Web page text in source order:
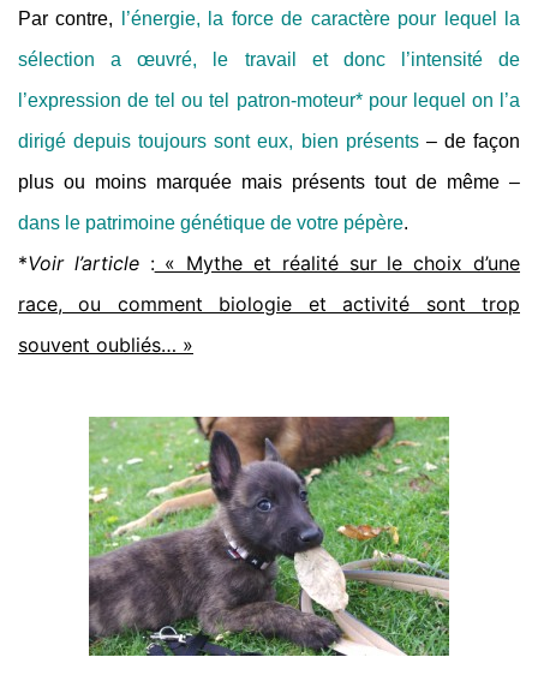
Par contre,
l’énergie, la force de caractère pour lequel la
sélection a œuvré, le travail et donc l’intensité de
l’expression de tel ou tel patron-moteur* pour lequel on l’a
dirigé depuis toujours sont eux, bien présents– de façon
plus ou moins marquée mais présents tout de même –
dans le patrimoine génétique de votre pépère.
*Voir l’article :« Mythe et réalité sur le choix d’une
race, ou comment biologie et activité sont trop
souvent oubliés… »